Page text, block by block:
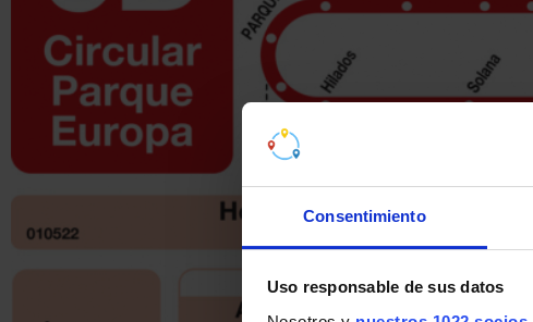
Consentimiento
Uso responsable de sus datos